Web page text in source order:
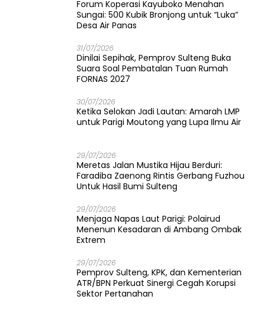
Forum Koperasi Kayuboko Menahan
Sungai: 500 Kubik Bronjong untuk “Luka”
Desa Air Panas
31/07/2026
Dinilai Sepihak, Pemprov Sulteng Buka
Suara Soal Pembatalan Tuan Rumah
FORNAS 2027
30/07/2026
Ketika Selokan Jadi Lautan: Amarah LMP
untuk Parigi Moutong yang Lupa Ilmu Air
29/07/2026
Meretas Jalan Mustika Hijau Berduri:
Faradiba Zaenong Rintis Gerbang Fuzhou
Untuk Hasil Bumi Sulteng
29/07/2026
​Menjaga Napas Laut Parigi: Polairud
Menenun Kesadaran di Ambang Ombak
Extrem
29/07/2026
Pemprov Sulteng, KPK, dan Kementerian
ATR/BPN Perkuat Sinergi Cegah Korupsi
Sektor Pertanahan